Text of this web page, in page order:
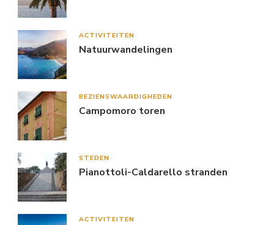
ACTIVITEITEN
Natuurwandelingen
BEZIENSWAARDIGHEDEN
Campomoro toren
STEDEN
Pianottoli-Caldarello stranden
ACTIVITEITEN